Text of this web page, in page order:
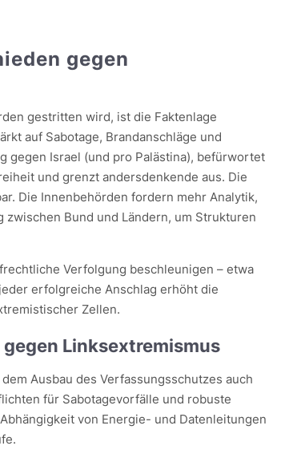
gegen
gestritten wird, ist die Faktenlage
auf Sabotage, Brandanschläge und
gegen Israel (und pro Palästina), befürwortet
und grenzt andersdenkende aus. Die
Die Innenbehörden fordern mehr Analytik,
Bund und Ländern, um Strukturen
Verfolgung beschleunigen – etwa
erfolgreiche Anschlag erhöht die
Zellen.
Linksextremismus
Ausbau des Verfassungsschutzes auch
für Sabotagevorfälle und robuste
von Energie- und Datenleitungen